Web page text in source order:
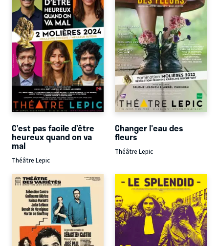
C’est pas facile d’être
heureux quand on va
mal
Théâtre Lepic
Changer l'eau des
fleurs
Théâtre Lepic